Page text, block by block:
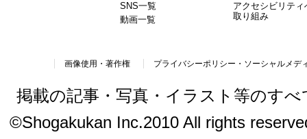
SNS一覧
動画一覧
アクセシビリティ
取り組み
画像使用・著作権 プライバシーポリシー・ソーシャルメデ
掲載の記事・写真・イラスト等のす
©Shogakukan Inc.2010 All rights